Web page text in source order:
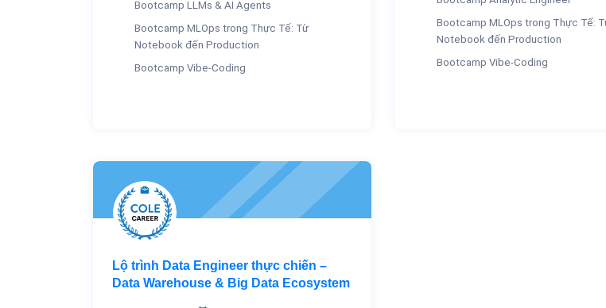
Bootcamp LLMs & AI Agents
Bootcamp MLOps trong Thực Tế: Từ
Notebook đến Production
Bootcamp Vibe-Coding
Bootcamp MLOps trong Thực Tế:
Notebook đến Production
Bootcamp Vibe-Coding
Lộ trình Data Engineer thực chiến –
Data Warehouse & Big Data Ecosystem